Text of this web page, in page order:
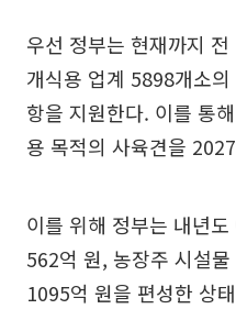
우선 정부는 현재까지
개식용 업계 5898개소
항을 지원한다. 이를 통
용 목적의 사육견을
이를 위해 정부는 내년
562억 원, 농장주 시설
1095억 원을 편성한 상